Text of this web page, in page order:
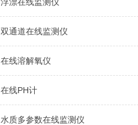
双通道在线监测仪
在线溶解氧仪
在线PH计
水质多参数在线监测仪